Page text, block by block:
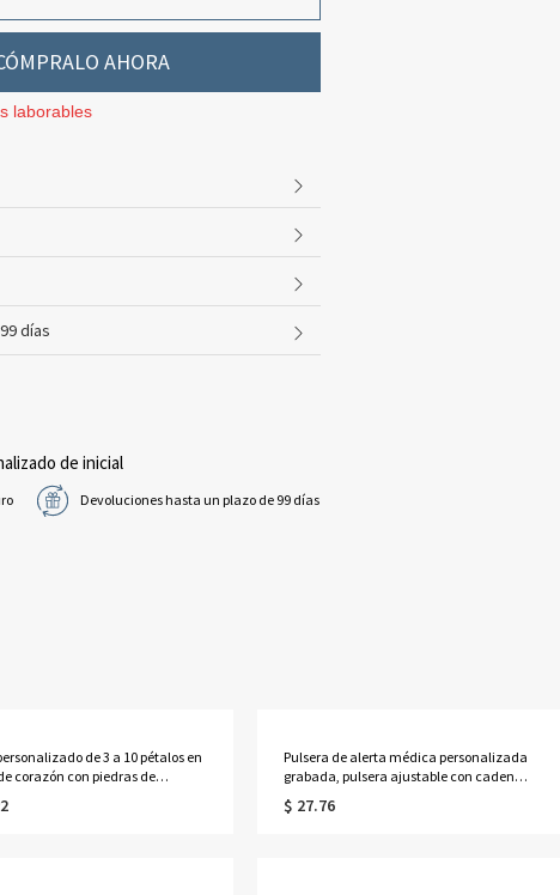
AHORA
laborables
días
de inicial
Devoluciones hasta un plazo de 99 días
de 3 a 10 pétalos en
corazón con piedras de
y nombres, delicada joyería
regalo de cumpleaños/Día
Pulsera de alerta médica personalizada
grabada, pulsera ajustable con cadena
de cuentas para identificación médica
de emergencia, regalo para
$ 27.76